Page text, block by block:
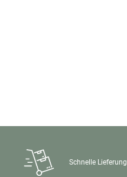
Schnelle Lieferung